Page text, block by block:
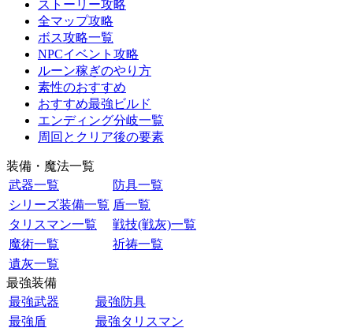
ストーリー攻略
全マップ攻略
ボス攻略一覧
NPCイベント攻略
ルーン稼ぎのやり方
素性のおすすめ
おすすめ最強ビルド
エンディング分岐一覧
周回とクリア後の要素
装備・魔法一覧
武器一覧
防具一覧
シリーズ装備一覧 盾一覧
タリスマン一覧
戦技(戦灰)一覧
魔術一覧
祈祷一覧
遺灰一覧
最強装備
最強武器
最強防具
最強盾
最強タリスマン